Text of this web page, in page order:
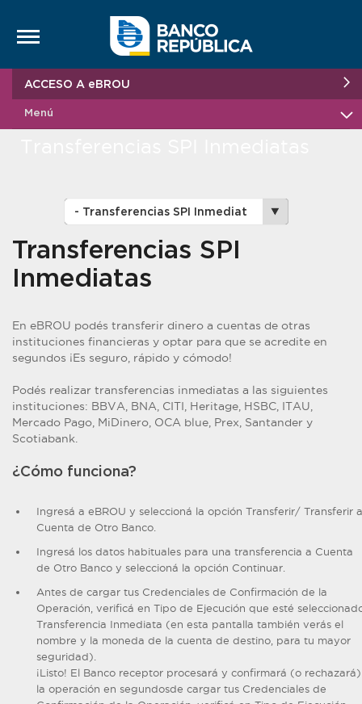
ACCESO A eBROU
Menú
Transferencias SPI
Inmediatas
En eBROU podés transferir dinero a cuentas de otras
instituciones financieras y optar para que se acredite en
segundos ¡Es seguro, rápido y cómodo!
Podés realizar transferencias inmediatas a las siguientes
instituciones: BBVA, BNA, CITI, Heritage, HSBC, ITAU,
Mercado Pago, MiDinero, OCA blue, Prex, Santander y
Scotiabank.
¿Cómo funciona?
Ingresá a eBROU y seleccioná la opción Transferir/ Transferir a
Cuenta de Otro Banco.
Ingresá los datos habituales para una transferencia a Cuenta
de Otro Banco y seleccioná la opción Continuar.
Antes de cargar tus Credenciales de Confirmación de la
Operación, verificá en Tipo de Ejecución que esté
Transferencia Inmediata (en esta pantalla también verás el
nombre y la moneda de la cuenta de destino, para tu mayor
seguridad).
¡Listo! El Banco receptor procesará y confirmará (o rechazará)
la operación en segundosde cargar tus Credenciales de